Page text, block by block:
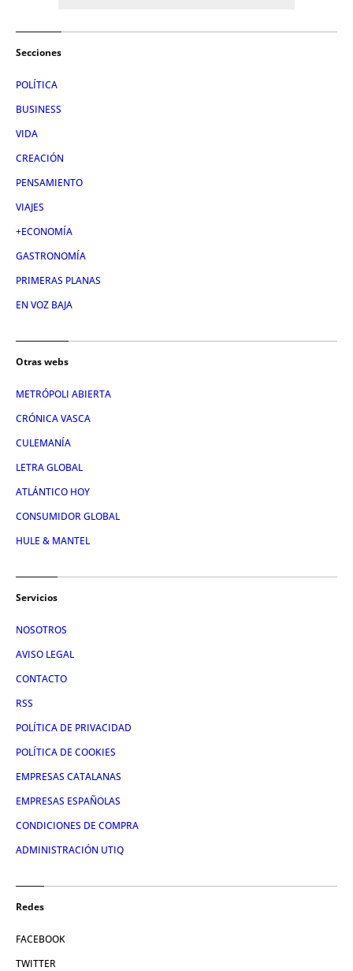
Secciones
POLÍTICA
BUSINESS
VIDA
CREACIÓN
PENSAMIENTO
VIAJES
+ECONOMÍA
GASTRONOMÍA
PRIMERAS PLANAS
EN VOZ BAJA
Otras webs
METRÓPOLI ABIERTA
CRÓNICA VASCA
CULEMANÍA
LETRA GLOBAL
ATLÁNTICO HOY
CONSUMIDOR GLOBAL
HULE & MANTEL
Servicios
NOSOTROS
AVISO LEGAL
CONTACTO
RSS
POLÍTICA DE PRIVACIDAD
POLÍTICA DE COOKIES
EMPRESAS CATALANAS
EMPRESAS ESPAÑOLAS
CONDICIONES DE COMPRA
ADMINISTRACIÓN UTIQ
Redes
FACEBOOK
TWITTER